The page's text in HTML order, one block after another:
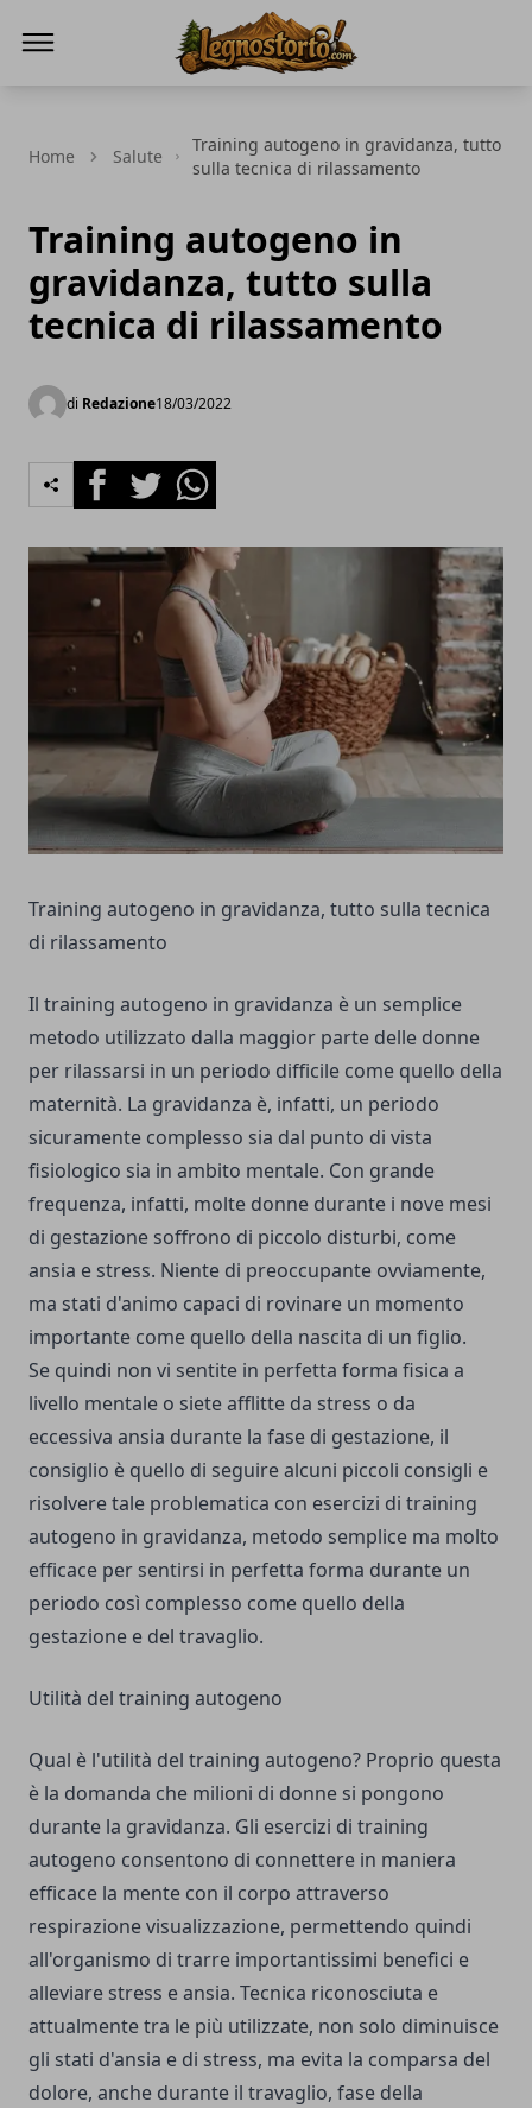
Home Salute
Training autogeno in gravidanza, tutto
sulla tecnica di rilassamento
Training autogeno in
gravidanza, tutto sulla
tecnica di rilassamento
di Redazione18/03/2022
FacebookTwitterWhatsapp
Training autogeno in gravidanza, tutto sulla tecnica
di rilassamento
Il training autogeno in gravidanza è un semplice
metodo utilizzato dalla maggior parte delle donne
per rilassarsi in un periodo difficile come quello della
maternità. La gravidanza è, infatti, un periodo
sicuramente complesso sia dal punto di vista
fisiologico sia in ambito mentale. Con grande
frequenza, infatti, molte donne durante i nove mesi
di gestazione soffrono di piccolo disturbi, come
ansia e stress. Niente di preoccupante ovviamente,
ma stati d'animo capaci di rovinare un momento
importante come quello della nascita di un figlio.
Se quindi non vi sentite in perfetta forma fisica a
livello mentale o siete afflitte da stress o da
eccessiva ansia durante la fase di gestazione, il
consiglio è quello di seguire alcuni piccoli consigli e
risolvere tale problematica con esercizi di training
autogeno in gravidanza, metodo semplice ma molto
efficace per sentirsi in perfetta forma durante un
periodo così complesso come quello della
gestazione e del travaglio.
Utilità del training autogeno
Qual è l'utilità del training autogeno? Proprio questa
è la domanda che milioni di donne si pongono
durante la gravidanza. Gli esercizi di training
autogeno consentono di connettere in maniera
efficace la mente con il corpo attraverso
respirazione visualizzazione, permettendo quindi
all'organismo di trarre importantissimi benefici e
alleviare stress e ansia. Tecnica riconosciuta e
attualmente tra le più utilizzate, non solo diminuisce
gli stati d'ansia e di stress, ma evita la comparsa del
dolore, anche durante il travaglio, fase della